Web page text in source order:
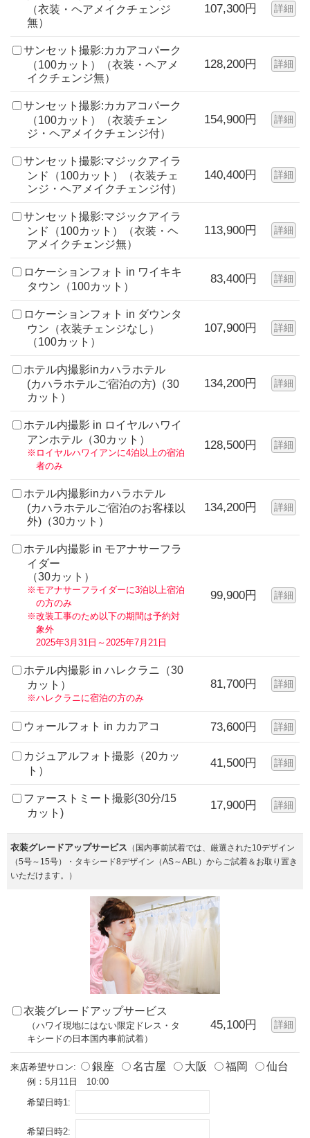
（衣装・ヘアメイクチェンジ
無）
107,300円 詳細
サンセット撮影:カカアコパーク
（100カット）（衣装・ヘアメ
イクチェンジ無）
128,200円 詳細
サンセット撮影:カカアコパーク
（100カット）（衣装チェン
ジ・ヘアメイクチェンジ付）
154,900円 詳細
サンセット撮影:マジックアイラ
ンド（100カット）（衣装チェ
ンジ・ヘアメイクチェンジ付）
140,400円 詳細
サンセット撮影:マジックアイラ
ンド（100カット）（衣装・ヘ
アメイクチェンジ無）
113,900円 詳細
ロケーションフォト in ワイキキ
タウン（100カット）
83,400円 詳細
ロケーションフォト in ダウンタ
ウン（衣装チェンジなし）
（100カット）
107,900円 詳細
ホテル内撮影inカハラホテル
(カハラホテルご宿泊の方)（30
カット）
134,200円 詳細
ホテル内撮影 in ロイヤルハワイ
アンホテル（30カット）
※ロイヤルハワイアンに4泊以上の宿泊
者のみ
128,500円 詳細
ホテル内撮影inカハラホテル
(カハラホテルご宿泊のお客様以
外)（30カット）
134,200円 詳細
ホテル内撮影 in モアナサーフラ
イダー
（30カット）
※モアナサーフライダーに3泊以上宿泊
の方のみ
※改装工事のため以下の期間は予約対
象外
2025年3月31日～2025年7月21日
99,900円 詳細
ホテル内撮影 in ハレクラニ（30
カット）
※ハレクラニに宿泊の方のみ
81,700円 詳細
ウォールフォト in カカアコ 73,600円 詳細
カジュアルフォト撮影（20カッ
ト）
41,500円 詳細
ファーストミート撮影(30分/15
カット)
17,900円 詳細
衣装グレードアップサービス （国内事前試着では、厳選された10デザイン
（5号～15号）・タキシード8デザイン（AS～ABL）からご試着＆お取り置き
いただけます。）
衣装グレードアップサービス
（ハワイ現地にはない限定ドレス・タ
キシードの日本国内事前試着）
45,100円 詳細
来店希望サロン: 銀座 名古屋 大阪 福岡 仙台
例：5月11日 10:00
希望日時1:
希望日時2: